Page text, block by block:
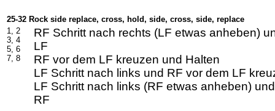
25-32 Rock side replace, cross, hold, side, cross, side, replace
1, 2
3, 4
5, 6
7, 8
RF Schritt nach rechts (LF etwas anheben)
LF
RF vor dem LF kreuzen und Halten
LF Schritt nach links und RF vor dem LF
LF Schritt nach links (RF etwas anheben)
RF